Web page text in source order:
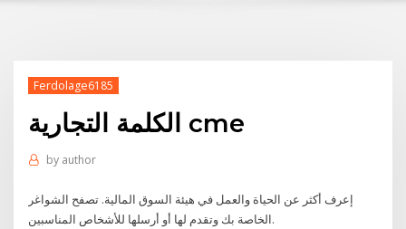
Ferdolage6185
الكلمة التجارية cme
by author
إعرف أكثر عن الحياة والعمل في هيئة السوق المالية. تصفح الشواغر
الخاصة بك وتقدم لها أو أرسلها للأشخاص المناسبين.